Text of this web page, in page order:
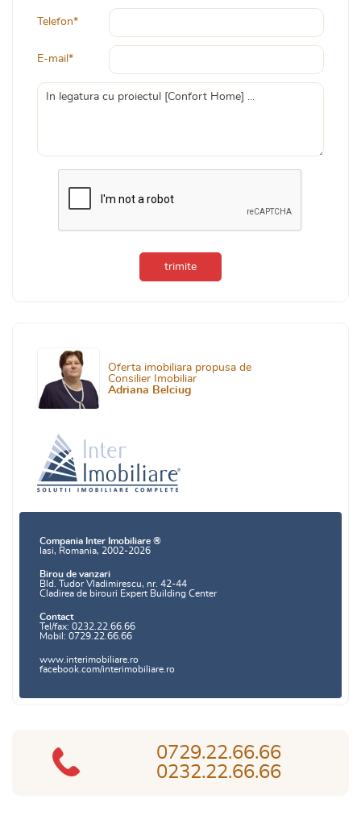
0729.22.66.66
0232.22.66.66
Telefon*
E-mail*
trimite
Oferta imobiliara propusa de
Consilier Imobiliar
Adriana Belciug
Compania Inter Imobiliare ®
Iasi, Romania, 2002-2026
Birou de vanzari
Bld. Tudor Vladimirescu, nr. 42-44
Cladirea de birouri Expert Building Center
Contact
Tel/fax: 0232.22.66.66
Mobil: 0729.22.66.66
www.interimobiliare.ro
facebook.com/interimobiliare.ro